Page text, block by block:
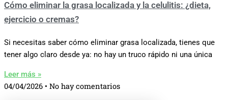
Cómo eliminar la grasa localizada y la celulitis: ¿dieta,
ejercicio o cremas?
Si necesitas saber cómo eliminar grasa localizada, tienes que
tener algo claro desde ya: no hay un truco rápido ni una única
Leer más »
04/04/2026 No hay comentarios